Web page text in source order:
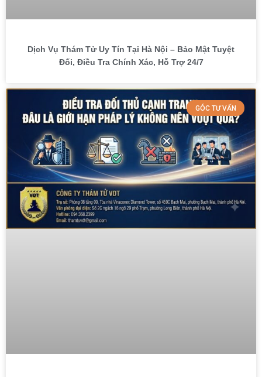
Dịch Vụ Thám Tử Uy Tín Tại Hà Nội – Bảo Mật Tuyệt
Đối, Điều Tra Chính Xác, Hỗ Trợ 24/7
GÓC TƯ VẤN